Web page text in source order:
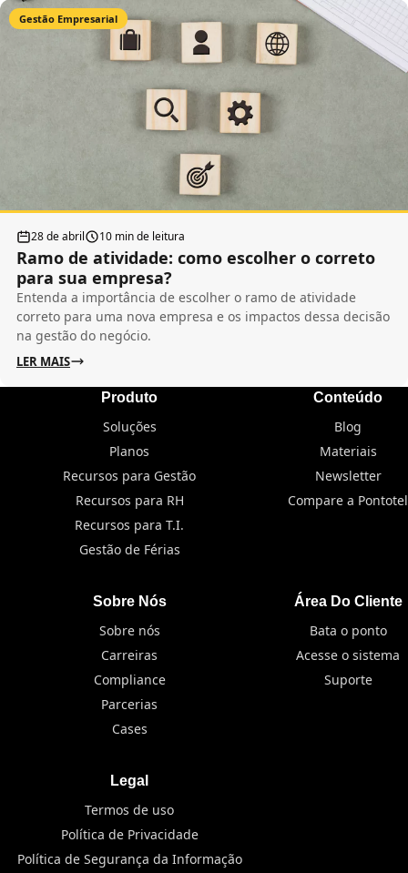
Gestão Empresarial
28 de abril 10 min de leitura
Ramo de atividade: como escolher o correto
para sua empresa?
Entenda a importância de escolher o ramo de atividade
correto para uma nova empresa e os impactos dessa decisão
na gestão do negócio.
LER MAIS
Produto
Soluções
Planos
Recursos para Gestão
Recursos para RH
Recursos para T.I.
Gestão de Férias
Conteúdo
Blog
Materiais
Newsletter
Compare a Pontotel
Sobre Nós
Sobre nós
Carreiras
Compliance
Parcerias
Cases
Área Do Cliente
Bata o ponto
Acesse o sistema
Suporte
Legal
Termos de uso
Política de Privacidade
Política de Segurança da Informação